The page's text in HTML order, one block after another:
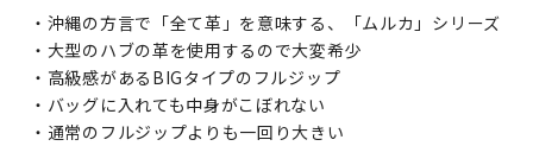
・沖縄の方言で「全て革」を意味する、「ムルカ」シリーズ
・大型のハブの革を使用するので大変希少
・高級感があるBIGタイプのフルジップ
・バッグに入れても中身がこぼれない
・通常のフルジップよりも一回り大きい